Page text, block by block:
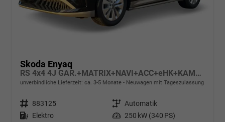
Skoda Enyaq
RS 4x4 4J GAR.+MATRIX+NAVI+ACC+eHK+KAMERA+SHZ+20" ALU+KESSY+KLIMA
unverbindliche Lieferzeit: ca. 3-5 Monate Neuwagen mit Tageszulassung
Fahrzeugnr. 883125 Getriebe Automatik
Kraftstoff Elektro Leistung 250 kW (340 PS)